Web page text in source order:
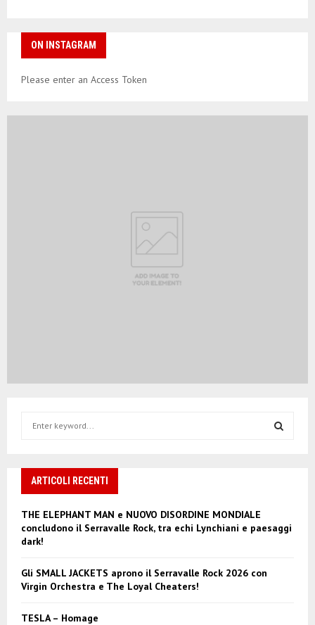
ON INSTAGRAM
Please enter an Access Token
h
o
r
ARTICOLI RECENTI
THE ELEPHANT MAN e NUOVO DISORDINE MONDIALE
concludono il Serravalle Rock, tra echi Lynchiani e paesaggi
dark!
Gli SMALL JACKETS aprono il Serravalle Rock 2026 con
Virgin Orchestra e The Loyal Cheaters!
TESLA – Homage